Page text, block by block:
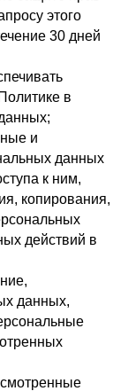
этого
30 дней
в
и
данных
к ним,
копирования,
действий в
данных,